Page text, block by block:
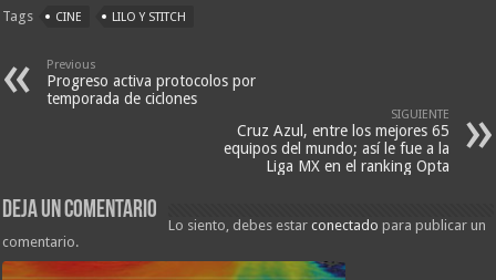
Tags CINE LILO Y STITCH
Previous
Progreso activa protocolos por
temporada de ciclones
SIGUIENTE
Cruz Azul, entre los mejores 65
equipos del mundo; así le fue a la
Liga MX en el ranking Opta
Deja un comentario
Lo siento, debes estarconectado para publicar un
comentario.